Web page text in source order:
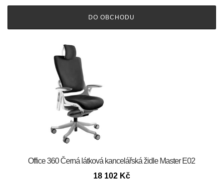
DO OBCHODU
Office 360 Černá látková kancelářská židle Master E02
18 102 Kč